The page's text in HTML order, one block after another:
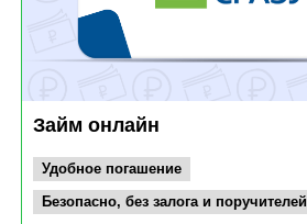
Займ онлайн
Удобное погашение
Безопасно, без залога и поручителей